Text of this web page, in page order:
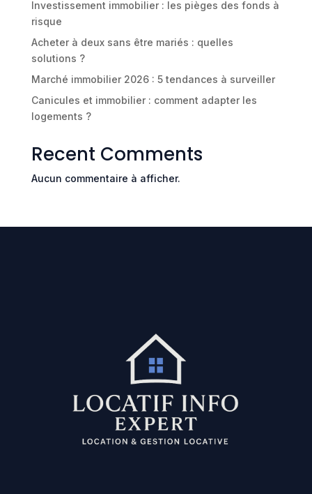
Investissement immobilier : les pièges des fonds à
risque
Acheter à deux sans être mariés : quelles
solutions ?
Marché immobilier 2026 : 5 tendances à surveiller
Canicules et immobilier : comment adapter les
logements ?
Recent Comments
Aucun commentaire à afficher.